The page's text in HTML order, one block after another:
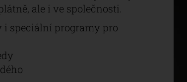
ale i ve společnosti.
speciální programy pro